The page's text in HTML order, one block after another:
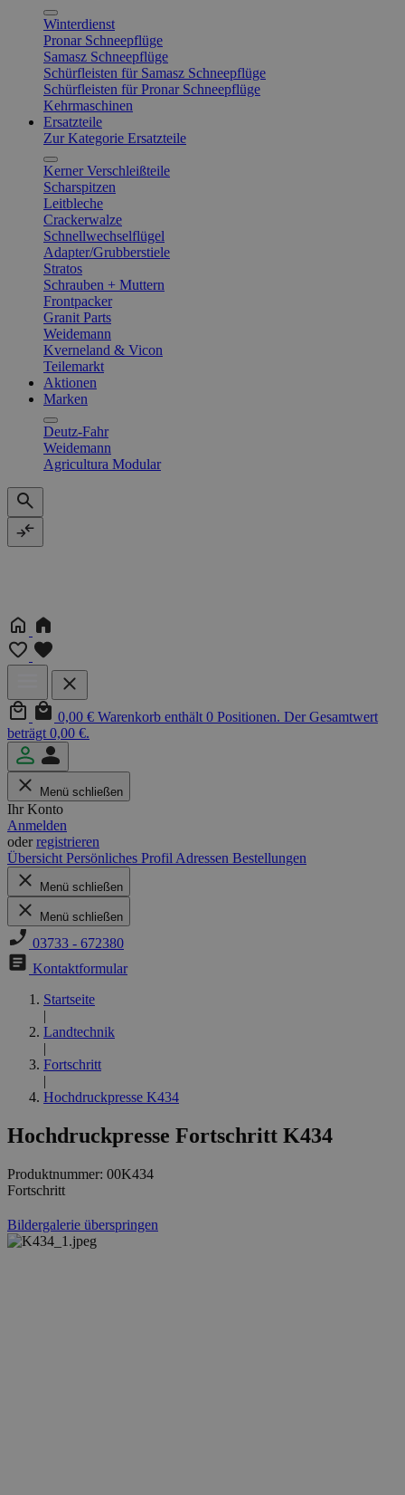
Winterdienst
Pronar Schneepflüge
Samasz Schneepflüge
Schürfleisten für Samasz Schneepflüge
Schürfleisten für Pronar Schneepflüge
Kehrmaschinen
Ersatzteile
Zur Kategorie Ersatzteile
Kerner Verschleißteile
Scharspitzen
Leitbleche
Crackerwalze
Schnellwechselflügel
Adapter/Grubberstiele
Stratos
Schrauben + Muttern
Frontpacker
Granit Parts
Weidemann
Kverneland & Vicon
Teilemarkt
Aktionen
Marken
Deutz-Fahr
Weidemann
Agricultura Modular
0,00 € Warenkorb enthält 0 Positionen. Der Gesamtwert
beträgt 0,00 €.
Menü schließen
Ihr Konto
Anmelden
oderregistrieren
Übersicht Persönliches Profil Adressen Bestellungen
Menü schließen
Menü schließen
03733 - 672380
Kontaktformular
Startseite
|
Landtechnik
|
Fortschritt
|
Hochdruckpresse K434
Hochdruckpresse Fortschritt K434
Produktnummer: 00K434
Fortschritt
Bildergalerie überspringen